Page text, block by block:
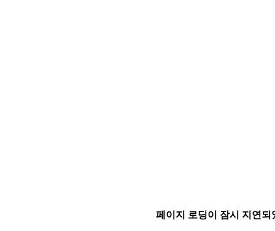
페이지 로딩이 잠시 지연